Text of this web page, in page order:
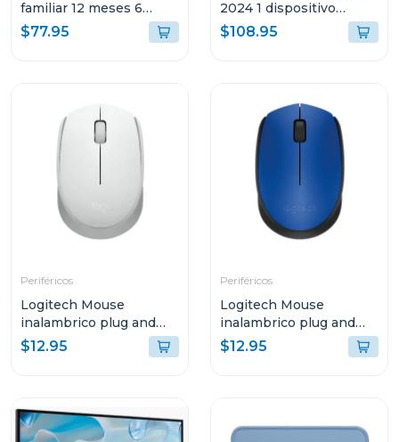
familiar 12 meses 6
dispositivos
$77.95
2024 1 dispositivo
pc/mac permanente
$108.95
Periféricos
Logitech Mouse
inalambrico plug and
play white m170
$12.95
Periféricos
Logitech Mouse
inalambrico plug and
play azul m170
$12.95